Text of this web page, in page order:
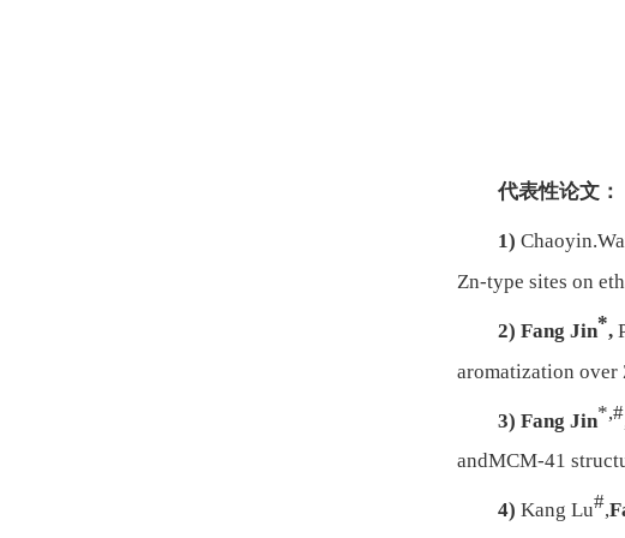
代表性论文：
1)
Zn-type sites on
2)Fang Jin*,
aromatization over
3)Fang Jin*,#
andMCM-41
4)Kang Lu#,